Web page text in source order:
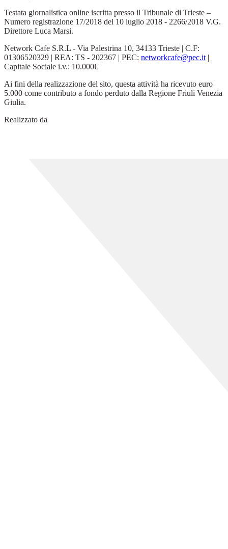
Testata giornalistica online iscritta presso il Tribunale di Trieste –
Numero registrazione 17/2018 del 10 luglio 2018 - 2266/2018 V.G.
Direttore Luca Marsi.
Network Cafe S.R.L - Via Palestrina 10, 34133 Trieste | C.F:
01306520329 | REA: TS - 202367 | PEC: networkcafe@pec.it |
Capitale Sociale i.v.: 10.000€
Ai fini della realizzazione del sito, questa attività ha ricevuto euro
5.000 come contributo a fondo perduto dalla Regione Friuli Venezia
Giulia.
Realizzato da